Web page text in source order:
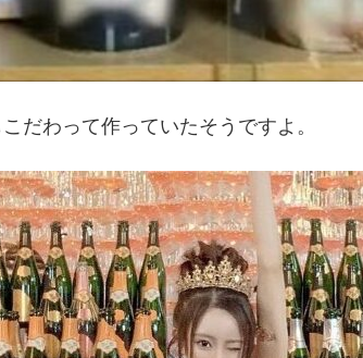
だわって作っていたそうですよ。